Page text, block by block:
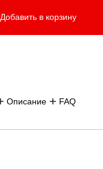
Добавить в корзину
Описание FAQ